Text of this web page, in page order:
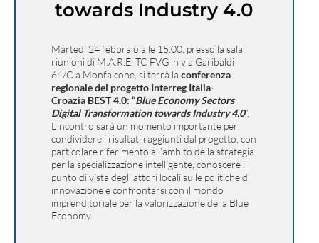
towards Industry 4.0
Martedì 24 febbraio alle 15:00, presso la sala
riunioni di M.A.R.E. TC FVG in via Garibaldi
64/C a Monfalcone, si terrà la conferenza
regionale del progetto Interreg Italia-
Croazia BEST 4.0: “Blue Economy Sectors
Digital Transformation towards Industry 4.0“.
L’incontro sarà un momento importante per
condividere i risultati raggiunti dal progetto, con
particolare riferimento all’ambito della strategia
per la specializzazione intelligente, conoscere il
punto di vista degli attori locali sulle politiche di
innovazione e confrontarsi con il mondo
imprenditoriale per la valorizzazione della Blue
Economy.